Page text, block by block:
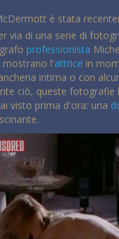
è stata
via di una serie di
professionista
mostrano l'attrice in
intima o con
ciò, queste fotografie
visto prima d'ora: una